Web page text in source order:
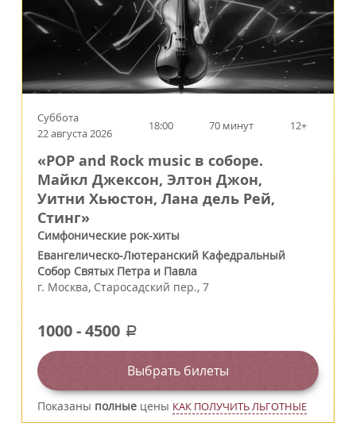
Суббота
22 августа 2026
18:00 70 минут 12+
«POP and Rock music в соборе.
Майкл Джексон, Элтон Джон,
Уитни Хьюстон, Лана дель Рей,
Стинг»
Симфонические рок-хиты
Евангелическо-Лютеранский Кафедральный
Собор Святых Петра и Павла
г. Москва, Старосадский пер., 7
1000-4500 a
Выбрать билеты
Показаны полные цены КАК ПОЛУЧИТЬ ЛЬГОТНЫЕ